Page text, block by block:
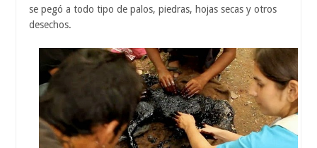
se pegó a todo tipo de palos, piedras, hojas secas y otros
desechos.